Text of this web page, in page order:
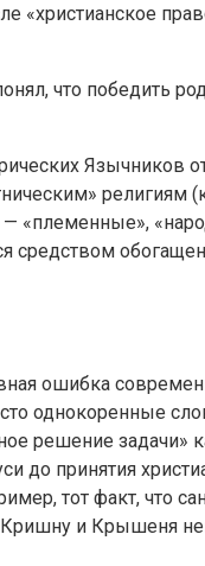
«христианское
что победить
Язычников
религиям
— «племенные»,
средством
ошибка
однокоренные
решение задачи»
до принятия
тот факт, что
Кришну и Крышеня